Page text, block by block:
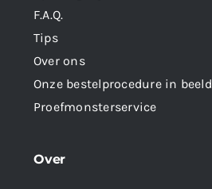
F.A.Q.
Tips
Over ons
Onze bestelprocedure in beeld
Proefmonsterservice
Over